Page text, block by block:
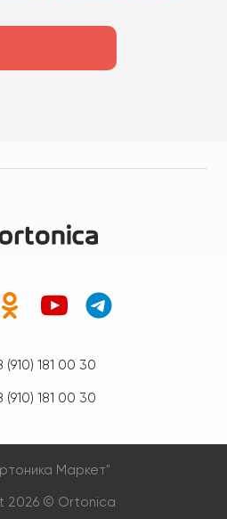
(910) 181 00 30
(910) 181 00 30
Маркет"
2026 © Ortonica